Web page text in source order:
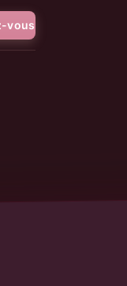
vous